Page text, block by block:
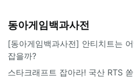
동아게임백과사전
[동아게임백과사전] 안티치트는
잡을까?
스타크래프트 잡아라! 국산 RTS